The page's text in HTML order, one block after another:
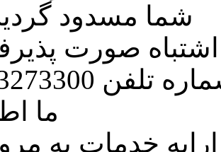
شما مسدود
اشتباه صورت
ما
خدمات به